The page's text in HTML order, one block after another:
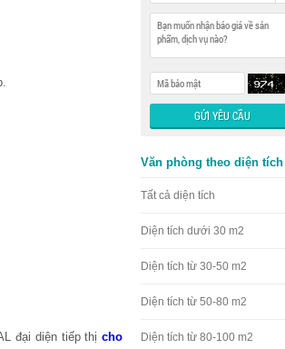
đại diện tiếp thị cho
Văn phòng theo diện tích
Tất cả diện tích
Diện tích dưới 30 m2
Diện tích từ 30-50 m2
Diện tích từ 50-80 m2
Diện tích từ 80-100 m2